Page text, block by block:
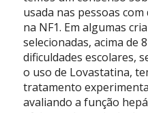
usada nas pessoas
na NF1. Em algumas
selecionadas, acima de
dificuldades escolares,
o uso de Lovastatina,
tratamento
avaliando a função